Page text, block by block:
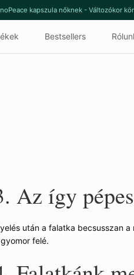
kapszula nőknek - Változókor
Bestsellers
Az így
után a falatka becsusszan
felé.